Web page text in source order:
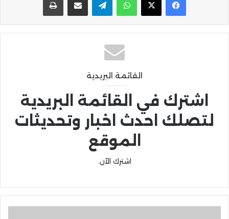
القائمة البريدية
اشترك في القائمة البريدية
لتصلك احدث اخبار وتحديثات
الموقع
اشترك الآن.